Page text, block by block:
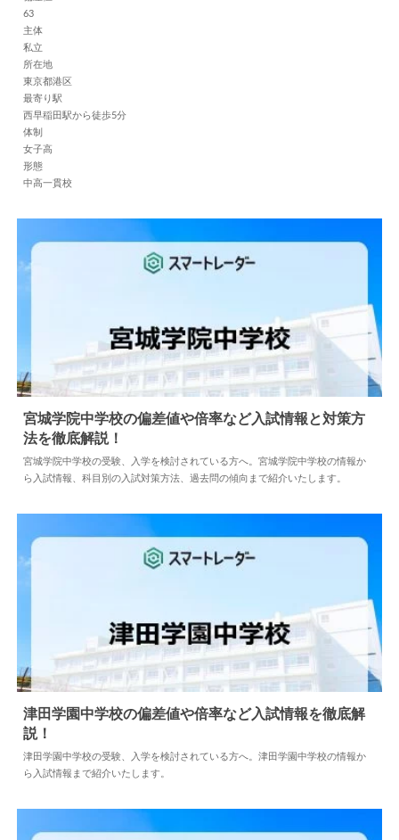
63
主体
私立
所在地
東京都港区
最寄り駅
西早稲田駅から徒歩5分
体制
女子高
形態
中高一貫校
中学情報 2024.04.02
宮城学院中学校の偏差値や倍率など入試情報と対策方
法を徹底解説！
宮城学院中学校の受験、入学を検討されている方へ。宮城学院中学校の情報か
ら入試情報、科目別の入試対策方法、過去問の傾向まで紹介いたします。
中学情報 2024.05.10
津田学園中学校の偏差値や倍率など入試情報を徹底解
説！
津田学園中学校の受験、入学を検討されている方へ。津田学園中学校の情報か
ら入試情報まで紹介いたします。